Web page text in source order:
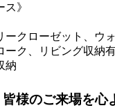
》
ークローゼット、ウ
ーク、リビング収納
納
様のご来場を心